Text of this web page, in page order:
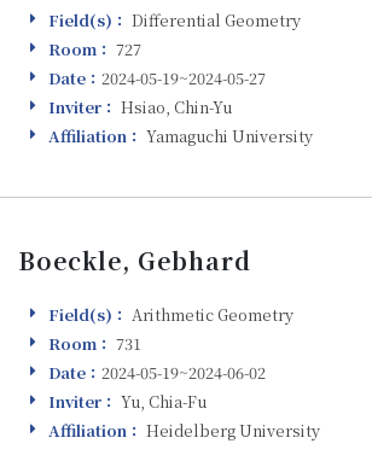
Field(s)
Field(s)： Differential Geometry
Room
Room： 727
Visiting
Date： 2024-05-19~2024-05-27
Inviter
Inviter： Hsiao, Chin-Yu
Affiliation
Affiliation： Yamaguchi University
Boeckle, Gebhard
Field(s)
Field(s)： Arithmetic Geometry
Room
Room： 731
Visiting
Date： 2024-05-19~2024-06-02
Inviter
Inviter： Yu, Chia-Fu
Affiliation
Affiliation： Heidelberg University